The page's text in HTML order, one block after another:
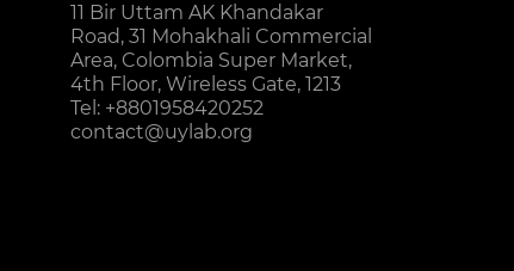
11 Bir Uttam AK Khandakar
Road, 31 Mohakhali Commercial
Area, Colombia Super Market,
4th Floor, Wireless Gate, 1213
Tel: +8801958420252
contact@uylab.org